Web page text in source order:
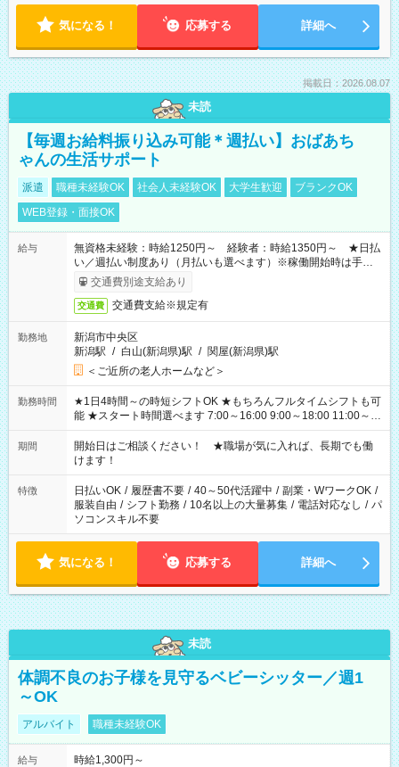
気になる！ 応募する 詳細へ
掲載日：2026.08.07
未読
【毎週お給料振り込み可能＊週払い】おばあち
ゃんの生活サポート
派遣 職種未経験OK 社会人未経験OK 大学生歓迎
ブランクOK
WEB登録・面接OK
給与
無資格未経験：時給1250円～ 経験者：時給1350円～ ★日払
い／週払い制度あり（月払いも選べます）※稼働開始時は手続き
完了次第のお支払いとなります。
交通費別途支給あり
交通費 交通費支給※規定有
勤務地
新潟市中央区
新潟駅 / 白山(新潟県)駅 / 関屋(新潟県)駅
＜ご近所の老人ホームなど＞
勤務時間
★1日4時間～の時短シフトOK ★もちろんフルタイムシフトも可
能 ★スタート時間選べます 7:00～16:00 9:00～18:00 11:00～
20:00 など 残業なし！ ※Wワークの場合、他のお仕事と合わせ
週40時間超の就業はご案内できません ※法令に基づき、週20時
間以上勤務は社会保険への加入対象となります ※労働者派遣法
（日雇い派遣の原則禁止）により、短時間・短期間の就業はご
案内が難しい場合があります
期間
開始日はご相談ください！ ★職場が気に入れば、長期でも働
けます！
特徴 日払いOK / 履歴書不要 / 40～50代活躍中 / 副業・WワークOK /
服装自由 / シフト勤務 / 10名以上の大量募集 / 電話対応なし / パ
ソコンスキル不要
気になる！ 応募する 詳細へ
未読
体調不良のお子様を見守るベビーシッター／週1
～OK
アルバイト 職種未経験OK
給与 時給1,300円～